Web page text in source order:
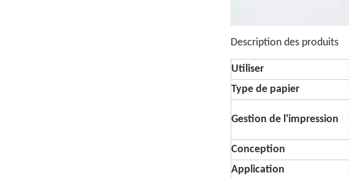
Description des produits
Utiliser
Type de papier
Gestion de l'impression
Conception
Application